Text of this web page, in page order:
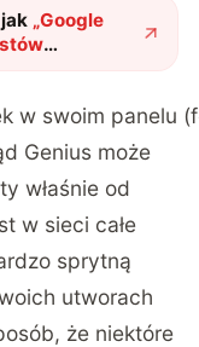
„Google
w swoim panelu
Genius może
właśnie od
w sieci całe
sprytną
utworach
że niektóre